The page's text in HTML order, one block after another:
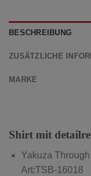
BESCHREIBUNG
ZUSÄTZLICHE
MARKE
Shirt mit
Yakuza
Art:TSB-16018